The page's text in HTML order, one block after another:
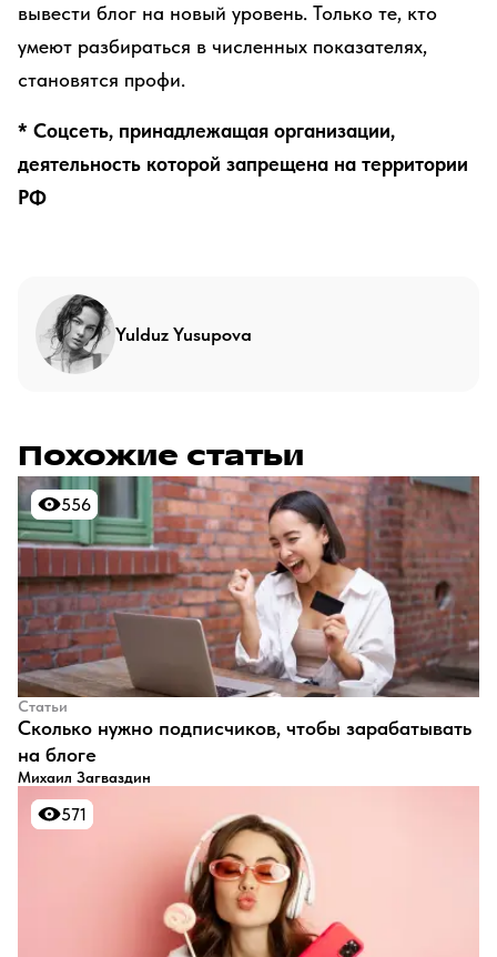
вывести блог на новый уровень. Только те, кто
умеют разбираться в численных показателях,
становятся профи.
* Соцсеть, принадлежащая организации,
деятельность которой запрещена на территории
РФ
Yulduz Yusupova
Похожие статьи
556
556
Статьи
​Сколько нужно подписчиков, чтобы зарабатывать
на блоге
Михаил Загваздин
571
571